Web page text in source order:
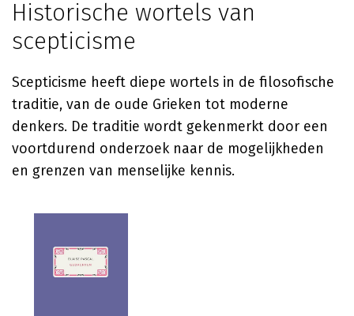
Historische wortels van
scepticisme
Scepticisme heeft diepe wortels in de filosofische
traditie, van de oude Grieken tot moderne
denkers. De traditie wordt gekenmerkt door een
voortdurend onderzoek naar de mogelijkheden
en grenzen van menselijke kennis.